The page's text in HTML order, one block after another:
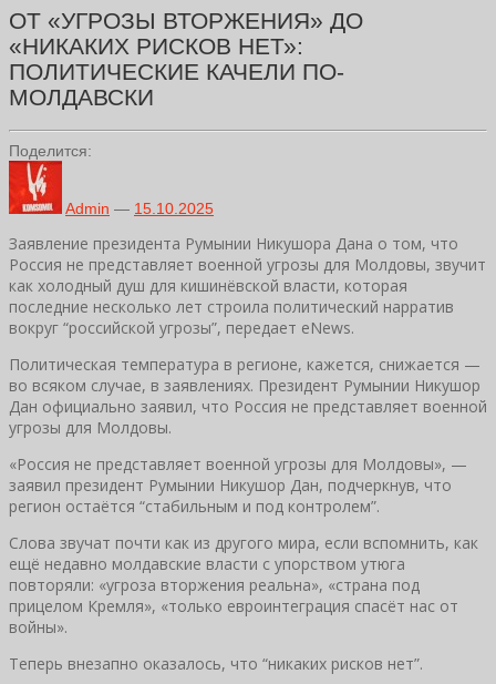
ОТ «УГРОЗЫ ВТОРЖЕНИЯ» ДО
«НИКАКИХ РИСКОВ НЕТ»:
ПОЛИТИЧЕСКИЕ КАЧЕЛИ ПО-
МОЛДАВСКИ
Поделится:
Admin — 15.10.2025
Заявление президента Румынии Никушора Дана о том, что
Россия не представляет военной угрозы для Молдовы, звучит
как холодный душ для кишинёвской власти, которая
последние несколько лет строила политический нарратив
вокруг “российской угрозы”, передает eNews.
Политическая температура в регионе, кажется, снижается —
во всяком случае, в заявлениях. Президент Румынии Никушор
Дан официально заявил, что Россия не представляет военной
угрозы для Молдовы.
«Россия не представляет военной угрозы для Молдовы», —
заявил президент Румынии Никушор Дан, подчеркнув, что
регион остаётся “стабильным и под контролем”.
Слова звучат почти как из другого мира, если вспомнить, как
ещё недавно молдавские власти с упорством утюга
повторяли: «угроза вторжения реальна», «страна под
прицелом Кремля», «только евроинтеграция спасёт нас от
войны».
Теперь внезапно оказалось, что “никаких рисков нет”.